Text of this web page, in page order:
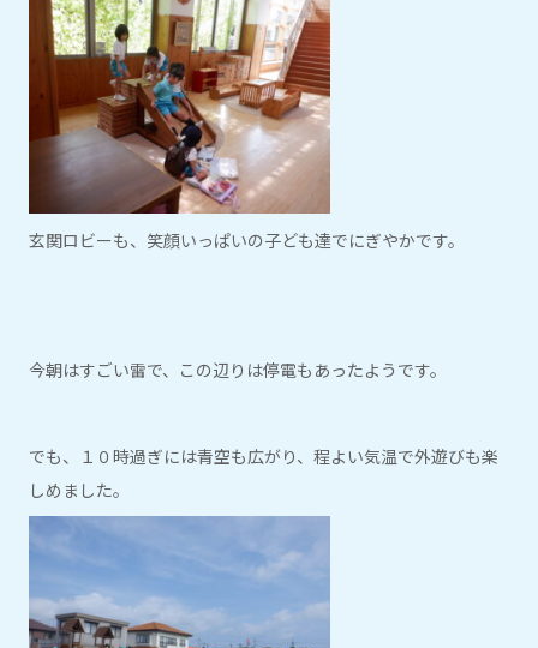
玄関ロビーも、笑顔いっぱいの子ども達でにぎやかです。
今朝はすごい雷で、この辺りは停電もあったようです。
でも、１０時過ぎには青空も広がり、程よい気温で外遊びも楽
しめました。